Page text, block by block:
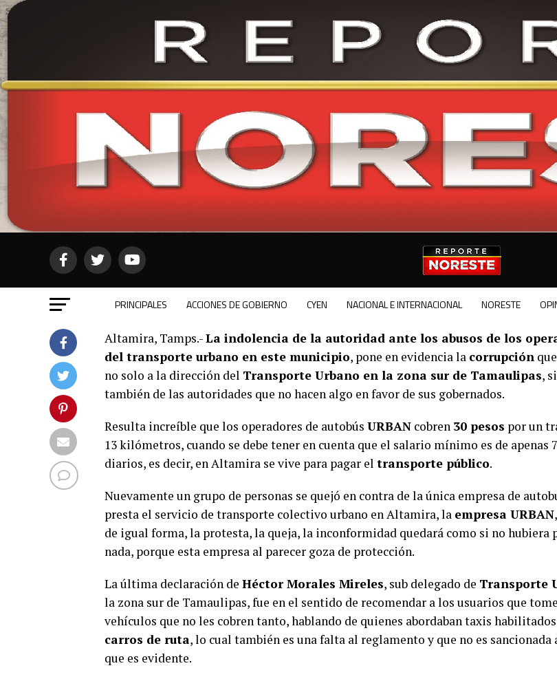
PRINCIPALES ACCIONES DE GOBIERNO CYEN NACIONAL E INTERNACIONAL NORESTE
Altamira, Tamps.-La indolencia de la autoridad ante los abusos de los
del transporte urbano en este municipio, pone en evidencia la corrupción
no solo a la dirección del Transporte Urbano en la zona sur de Tamaulipas,
también de las autoridades que no hacen algo en favor de sus gobernados.
Resulta increíble que los operadores de autobús URBAN cobren 30 pesos por un
13 kilómetros, cuando se debe tener en cuenta que el salario mínimo es de apenas
diarios, es decir, en Altamira se vive para pagar el transporte público.
Nuevamente un grupo de personas se quejó en contra de la única empresa de
presta el servicio de transporte colectivo urbano en Altamira, la empresa URBAN
de igual forma, la protesta, la queja, la inconformidad quedará como si no hubiera
nada, porque esta empresa al parecer goza de protección.
La última declaración de Héctor Morales Mireles, sub delegado de Transporte
la zona sur de Tamaulipas, fue en el sentido de recomendar a los usuarios que
vehículos que no les cobren tanto, hablando de quienes abordaban taxis
carros de ruta, lo cual también es una falta al reglamento y que no es sancionada
que es evidente.